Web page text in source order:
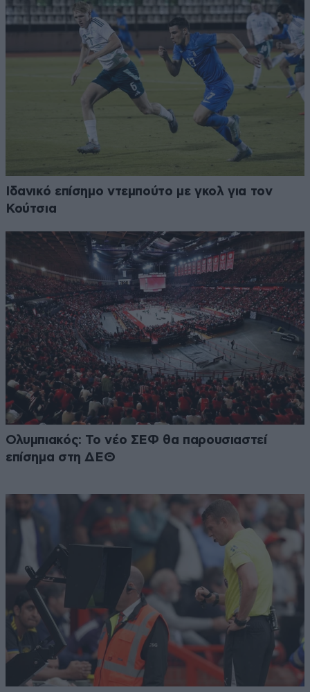
Ιδανικό επίσημο ντεμπούτο με γκολ για τον
Κούτσια
Ολυμπιακός: Το νέο ΣΕΦ θα παρουσιαστεί
επίσημα στη ΔΕΘ